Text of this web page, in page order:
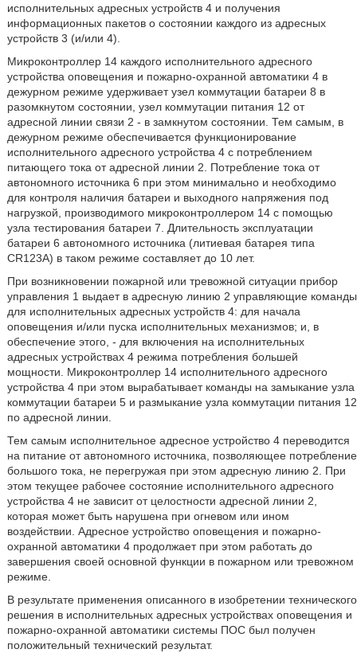
исполнительных адресных устройств 4 и получения
информационных пакетов о состоянии каждого из адресных
устройств 3 (и/или 4).
Микроконтроллер 14 каждого исполнительного адресного
устройства оповещения и пожарно-охранной автоматики 4 в
дежурном режиме удерживает узел коммутации батареи 8 в
разомкнутом состоянии, узел коммутации питания 12 от
адресной линии связи 2 - в замкнутом состоянии. Тем самым, в
дежурном режиме обеспечивается функционирование
исполнительного адресного устройства 4 с потреблением
питающего тока от адресной линии 2. Потребление тока от
автономного источника 6 при этом минимально и необходимо
для контроля наличия батареи и выходного напряжения под
нагрузкой, производимого микроконтроллером 14 с помощью
узла тестирования батареи 7. Длительность эксплуатации
батареи 6 автономного источника (литиевая батарея типа
CR123A) в таком режиме составляет до 10 лет.
При возникновении пожарной или тревожной ситуации прибор
управления 1 выдает в адресную линию 2 управляющие команды
для исполнительных адресных устройств 4: для начала
оповещения и/или пуска исполнительных механизмов; и, в
обеспечение этого, - для включения на исполнительных
адресных устройствах 4 режима потребления большей
мощности. Микроконтроллер 14 исполнительного адресного
устройства 4 при этом вырабатывает команды на замыкание узла
коммутации батареи 5 и размыкание узла коммутации питания 12
по адресной линии.
Тем самым исполнительное адресное устройство 4 переводится
на питание от автономного источника, позволяющее потребление
большого тока, не перегружая при этом адресную линию 2. При
этом текущее рабочее состояние исполнительного адресного
устройства 4 не зависит от целостности адресной линии 2,
которая может быть нарушена при огневом или ином
воздействии. Адресное устройство оповещения и пожарно-
охранной автоматики 4 продолжает при этом работать до
завершения своей основной функции в пожарном или тревожном
режиме.
В результате применения описанного в изобретении технического
решения в исполнительных адресных устройствах оповещения и
пожарно-охранной автоматики системы ПОС был получен
положительный технический результат.